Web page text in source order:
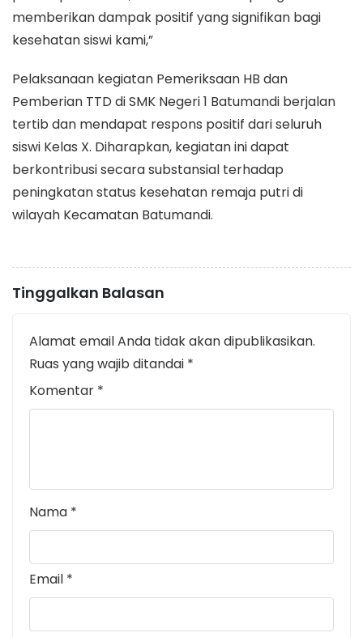
memberikan dampak positif yang signifikan bagi
kesehatan siswi kami,”
Pelaksanaan kegiatan Pemeriksaan HB dan
Pemberian TTD di SMK Negeri 1 Batumandi berjalan
tertib dan mendapat respons positif dari seluruh
siswi Kelas X. Diharapkan, kegiatan ini dapat
berkontribusi secara substansial terhadap
peningkatan status kesehatan remaja putri di
wilayah Kecamatan Batumandi.
Tinggalkan Balasan
Alamat email Anda tidak akan dipublikasikan.
Ruas yang wajib ditandai *
Komentar *
Nama *
Email *